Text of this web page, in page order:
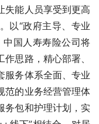
失能人员享受到更高
以“政府主导、专业
中国人寿寿险公司将
思路，精心部署、
服务体系全面、专业
范的业务经营管理体
务包和护理计划，实